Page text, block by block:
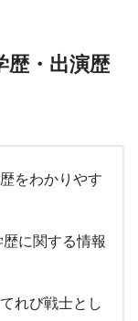
歴・出演歴
をわかりやす
に関する情報
れび戦士とし